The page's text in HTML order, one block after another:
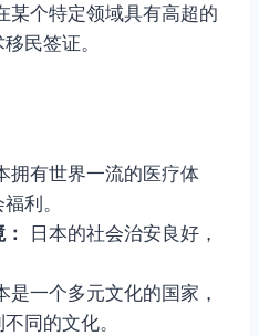
某个特定领域具有高超的
民签证。
拥有世界一流的医疗体
利。
日本的社会治安良好，
是一个多元文化的国家，
同的文化。